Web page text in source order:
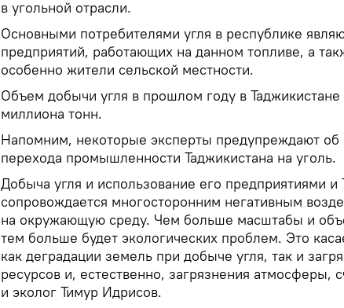
в угольной отрасли.
Основными потребителями угля в республике
предприятий, работающих на данном топливе, а
особенно жители сельской местности.
Объем добычи угля в прошлом году в Таджикистане
миллиона тонн.
Напомним, некоторые эксперты предупреждают об
перехода промышленности Таджикистана на уголь.
Добыча угля и использование его предприятиями
сопровождается многосторонним негативным
на окружающую среду. Чем больше масштабы и
тем больше будет экологических проблем. Это
как деградации земель при добыче угля, так и
ресурсов и, естественно, загрязнения атмосферы,
и эколог Тимур Идрисов.